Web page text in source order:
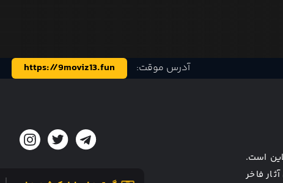
آدرس موقت: https://9moviz13.fun
است.
فاخر